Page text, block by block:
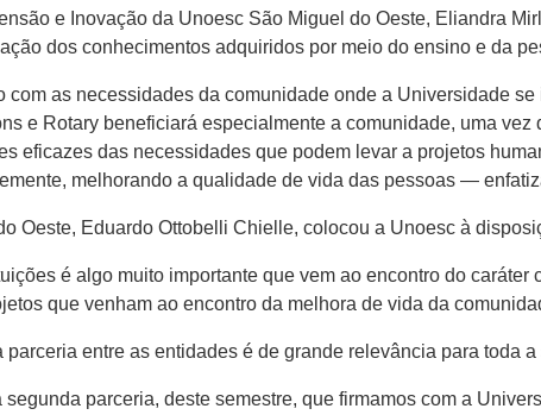
e Inovação da Unoesc São Miguel do Oeste, Eliandra
dos conhecimentos adquiridos por meio do ensino e da
as necessidades da comunidade onde a Universidade
e Rotary beneficiará especialmente a comunidade, uma
eficazes das necessidades que podem levar a projetos
melhorando a qualidade de vida das pessoas —
Oeste, Eduardo Ottobelli Chielle, colocou a Unoesc à
é algo muito importante que vem ao encontro do caráter
que venham ao encontro da melhora de vida da
entre as entidades é de grande relevância para toda
parceria, deste semestre, que firmamos com a